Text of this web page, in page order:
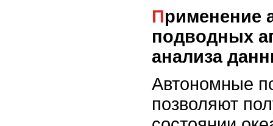
Применение автономных
подводных
анализа
Автономные
позволяют